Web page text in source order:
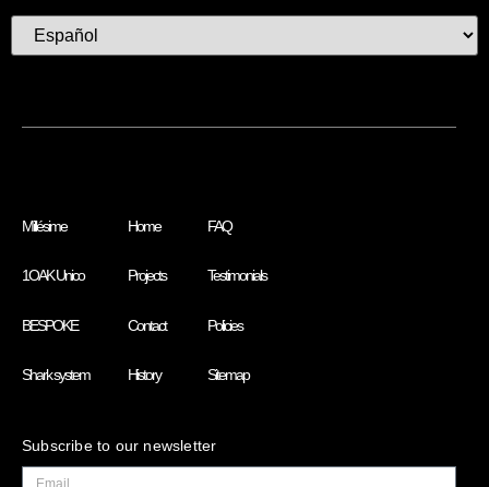
Millésime
1OAK Unico
BESPOKE
Shark system
Home
Projects
Contact
History
FAQ
Testimonials
Policies
Sitemap
Subscribe to our newsletter